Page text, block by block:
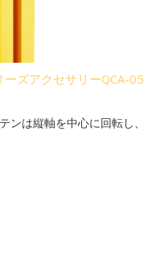
ズアクセサリーQCA-05
ンは縦軸を中心に回転し、